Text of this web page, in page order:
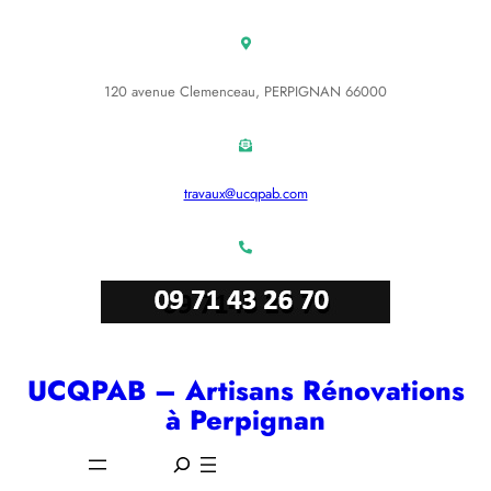
120 avenue Clemenceau, PERPIGNAN 66000
travaux@ucqpab.com
UCQPAB – Artisans Rénovations
à Perpignan
S